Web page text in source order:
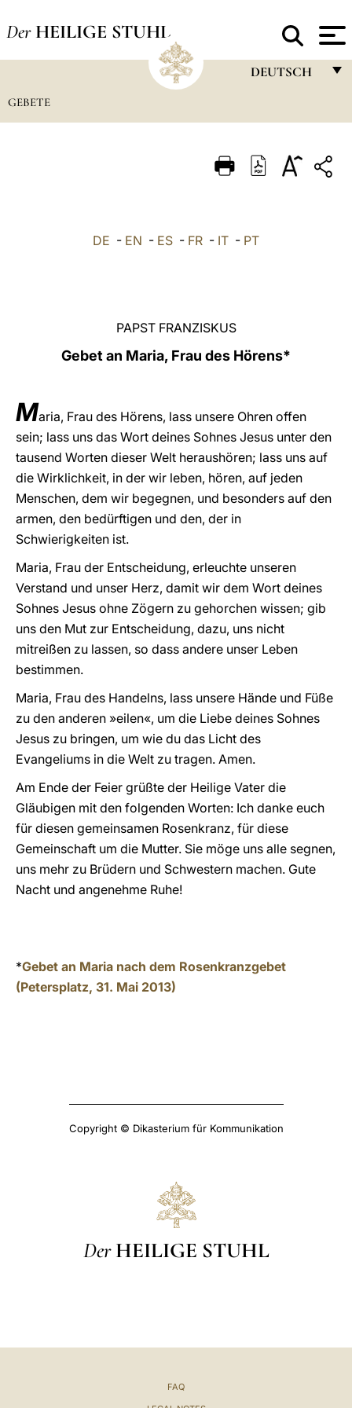
Der HEILIGE STUHL
DEUTSCH
ITALIANO
中文
GEBETE
DE - EN - ES - FR - IT - PT
PAPST FRANZISKUS
Gebet an Maria, Frau des Hörens*
Maria, Frau des Hörens, lass unsere Ohren offen
sein; lass uns das Wort deines Sohnes Jesus unter den
tausend Worten dieser Welt heraushören; lass uns auf
die Wirklichkeit, in der wir leben, hören, auf jeden
Menschen, dem wir begegnen, und besonders auf den
armen, den bedürftigen und den, der in
Schwierigkeiten ist.
Maria, Frau der Entscheidung, erleuchte unseren
Verstand und unser Herz, damit wir dem Wort deines
Sohnes Jesus ohne Zögern zu gehorchen wissen; gib
uns den Mut zur Entscheidung, dazu, uns nicht
mitreißen zu lassen, so dass andere unser Leben
bestimmen.
Maria, Frau des Handelns, lass unsere Hände und Füße
zu den anderen »eilen«, um die Liebe deines Sohnes
Jesus zu bringen, um wie du das Licht des
Evangeliums in die Welt zu tragen. Amen.
Am Ende der Feier grüßte der Heilige Vater die
Gläubigen mit den folgenden Worten: Ich danke euch
für diesen gemeinsamen Rosenkranz, für diese
Gemeinschaft um die Mutter. Sie möge uns alle segnen,
uns mehr zu Brüdern und Schwestern machen. Gute
Nacht und angenehme Ruhe!
*Gebet an Maria nach dem Rosenkranzgebet
(Petersplatz, 31. Mai 2013)
Copyright © Dikasterium für Kommunikation
Der HEILIGE STUHL
FAQ